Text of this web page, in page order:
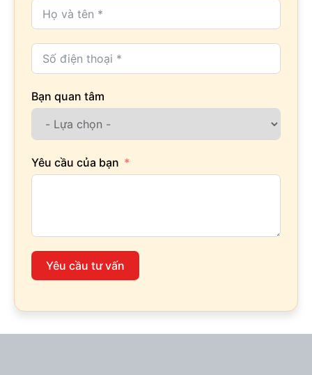
Bạn quan tâm
Yêu cầu của bạn
Yêu cầu tư vấn